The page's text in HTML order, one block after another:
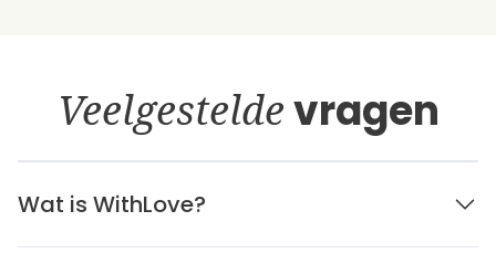
Veelgesteldevragen
Wat is WithLove?